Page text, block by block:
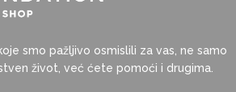
smo pažljivo osmislili za vas, ne samo
život, već ćete pomoći i drugima.